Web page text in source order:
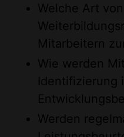
Welche Art
Mitarbeitern
Wie werden
Identifizierung
Werden